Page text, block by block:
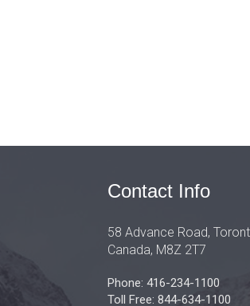
Contact Info
58 Advance Road,
Canada, M8Z 2T7
Phone: 416-234-1100
Toll Free: 844-634-1100